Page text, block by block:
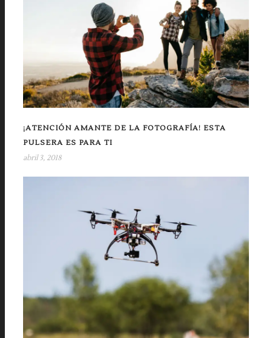
¡ATENCIÓN AMANTE DE LA FOTOGRAFÍA! ESTA
PULSERA ES PARA TI
abril 3, 2018